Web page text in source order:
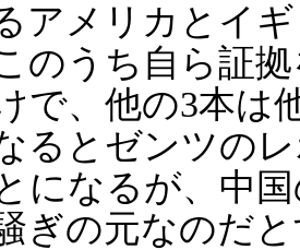
アメリカとイ
のうち自ら証
で、他の3本は
るとゼンツの
になるが、中
ぎの元なのだ